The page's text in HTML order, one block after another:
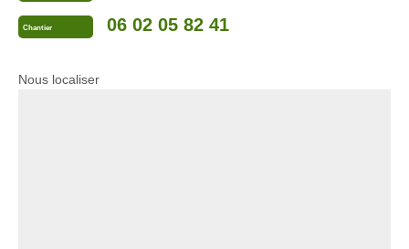
Chantier 06 02 05 82 41
Nous localiser